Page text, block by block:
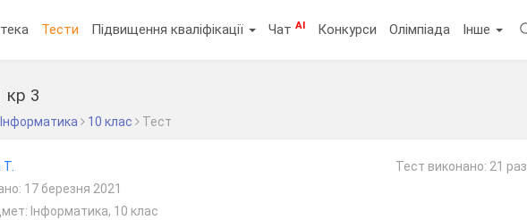
Тести Підвищення кваліфікації ЧатAI Конкурси Олімпіада Інше
кр 3
Інформатика 10 клас Тест
17 березня 2021
Інформатика, 10 клас
Тест виконано: 21 раз